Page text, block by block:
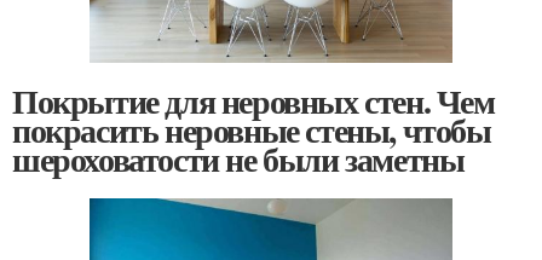
Покрытие для неровных стен. Чем
покрасить неровные стены, чтобы
шероховатости не были заметны